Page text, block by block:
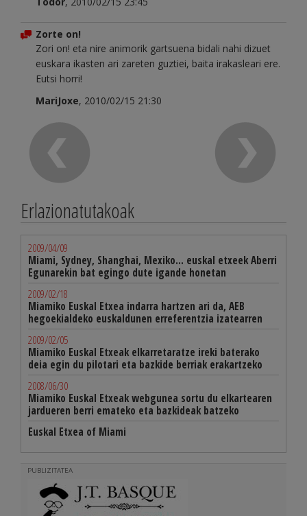
Zorte on!
Zori on! eta nire animorik gartsuena bidali nahi dizuet
euskara ikasten ari zareten guztiei, baita irakasleari ere.
Eutsi horri!
MariJoxe, 2010/02/15 21:30
Erlazionatutakoak
2009/04/09
Miami, Sydney, Shanghai, Mexiko... euskal etxeek Aberri
Egunarekin bat egingo dute igande honetan
2009/02/18
Miamiko Euskal Etxea indarra hartzen ari da, AEB
hegoekialdeko euskaldunen erreferentzia izatearren
2009/02/05
Miamiko Euskal Etxeak elkarretaratze ireki baterako
deia egin du pilotari eta bazkide berriak erakartzeko
2008/06/30
Miamiko Euskal Etxeak webgunea sortu du elkartearen
jardueren berri emateko eta bazkideak batzeko
Euskal Etxea of Miami
PUBLIZITATEA